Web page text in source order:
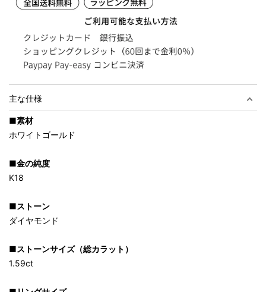
主な仕様
■素材
ホワイトゴールド
■金の純度
K18
■ストーン
ダイヤモンド
■ストーンサイズ（総カラット）
1.59ct